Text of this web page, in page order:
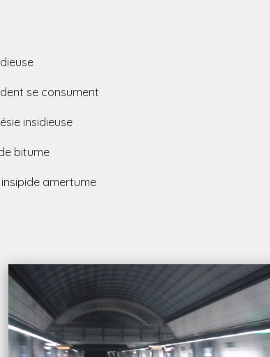
se consument
insidieuse
amertume